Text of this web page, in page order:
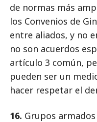
de normas más
los Convenios de
entre aliados, y no
no son acuerdos
artículo 3 común,
pueden ser un
hacer respetar el
16. Grupos